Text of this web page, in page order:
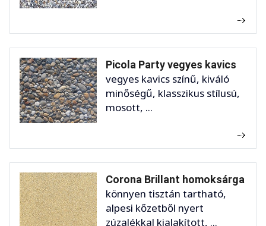
Picola Party vegyes kavics
vegyes kavics színű, kiváló
minőségű, klasszikus stílusú,
mosott, ...
Corona Brillant homoksárga
könnyen tisztán tartható,
alpesi kőzetből nyert
zúzalékkal kialakított, ...